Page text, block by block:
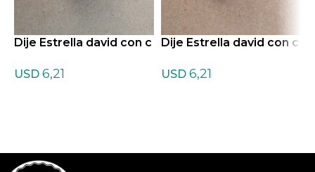
Dije Estrella david con c
USD 6,21
Dije Estrella david con c
USD 6,21